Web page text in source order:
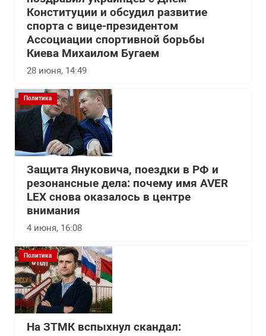
Конституции и обсудил развитие
спорта с вице-президентом
Ассоциации спортивной борьбы
Киева Михаилом Бугаем
28 июня, 14:49
Политика
Защита Януковича, поездки в РФ и
резонансные дела: почему имя AVER
LEX снова оказалось в центре
внимания
4 июня, 16:08
Политика
На ЗТМК вспыхнул скандал: